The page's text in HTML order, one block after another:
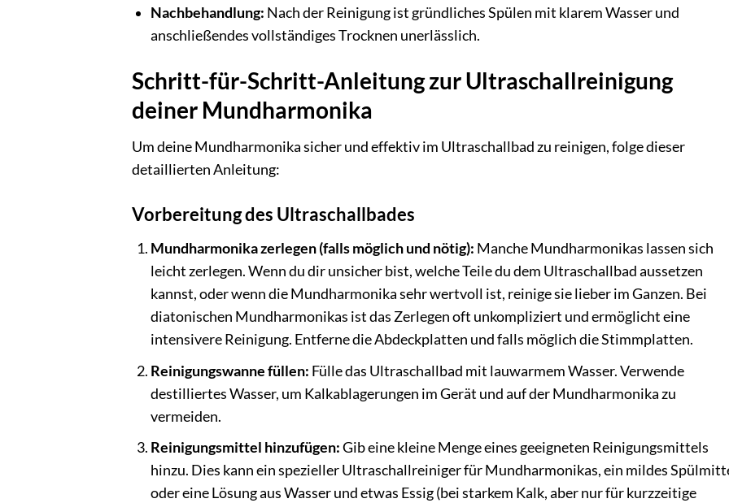
Nachbehandlung: Nach der Reinigung ist gründliches Spülen mit klarem Wasser und
anschließendes vollständiges Trocknen unerlässlich.
Schritt-für-Schritt-Anleitung zur Ultraschallreinigung
deiner Mundharmonika
Um deine Mundharmonika sicher und effektiv im Ultraschallbad zu reinigen, folge dieser
detaillierten Anleitung:
Vorbereitung des Ultraschallbades
Mundharmonika zerlegen (falls möglich und nötig): Manche Mundharmonikas lassen sich
leicht zerlegen. Wenn du dir unsicher bist, welche Teile du dem Ultraschallbad aussetzen
kannst, oder wenn die Mundharmonika sehr wertvoll ist, reinige sie lieber im Ganzen. Bei
diatonischen Mundharmonikas ist das Zerlegen oft unkompliziert und ermöglicht eine
intensivere Reinigung. Entferne die Abdeckplatten und falls möglich die Stimmplatten.
Reinigungswanne füllen: Fülle das Ultraschallbad mit lauwarmem Wasser. Verwende
destilliertes Wasser, um Kalkablagerungen im Gerät und auf der Mundharmonika zu
vermeiden.
Reinigungsmittel hinzufügen:Gib eine kleine Menge eines geeigneten Reinigungsmittels
hinzu. Dies kann ein spezieller Ultraschallreiniger für Mundharmonikas, ein mildes
oder eine Lösung aus Wasser und etwas Essig (bei starkem Kalk, aber nur für kurzzeitige